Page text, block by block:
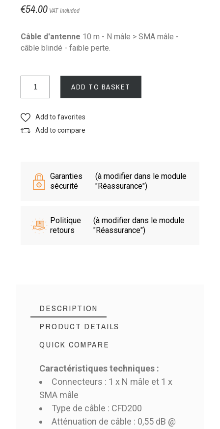
€54.00 VAT included
Câble d'antenne 10 m - N mâle > SMA mâle -
câble blindé - faible perte.
ADD TO BASKET
Add to favorites
Add to compare
Garanties
sécurité
(à modifier dans le module
"Réassurance")
Politique
retours
(à modifier dans le module
"Réassurance")
DESCRIPTION
PRODUCT DETAILS
QUICK COMPARE
Caractéristiques techniques :
Connecteurs : 1 x N mâle et 1 x
SMA mâle
Type de câble : CFD200
Atténuation de câble : 0,55 dB @